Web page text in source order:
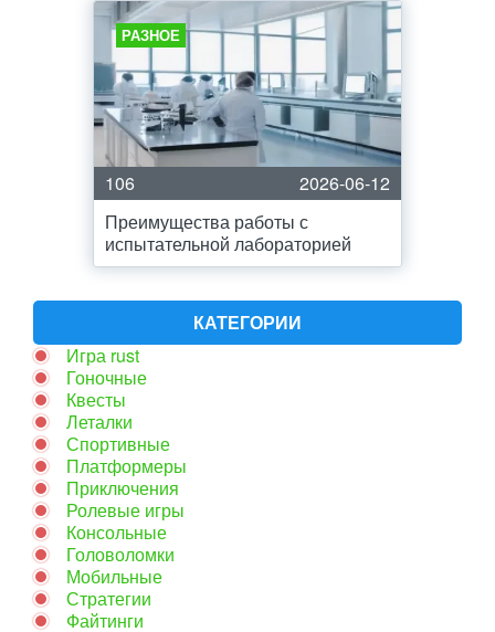
РАЗНОЕ
106
2026-06-12
Преимущества работы с
испытательной лабораторией
КАТЕГОРИИ
Игра rust
Гоночные
Квесты
Леталки
Спортивные
Платформеры
Приключения
Ролевые игры
Консольные
Головоломки
Мобильные
Стратегии
Файтинги